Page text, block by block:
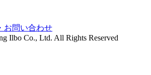
お問い合わせ
Ilbo Co., Ltd. All Rights Reserved